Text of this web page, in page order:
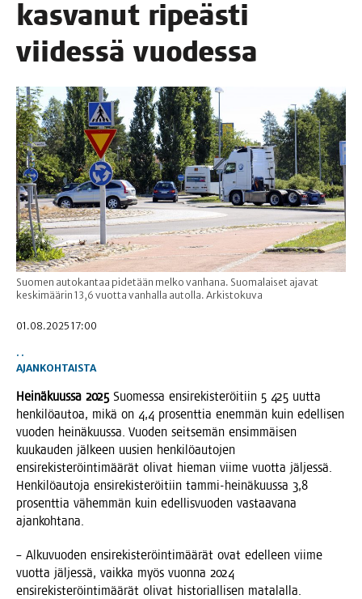
kas­va­nut ripeäs­ti
vii­des­sä vuodessa
Suomen autokantaa pidetään melko vanhana. Suomalaiset ajavat
keskimäärin 13,6 vuotta vanhalla autolla. Arkistokuva
01.08.2025 17:00
. .
AJANKOHTAISTA
Hei­nä­kuus­sa 2025Suo­mes­sa ensi­re­kis­te­röi­tiin 5 425 uut­ta
hen­ki­lö­au­toa, mikä on 4,4 pro­sent­tia enem­män kuin edel­li­sen
vuo­den hei­nä­kuus­sa. Vuo­den seit­se­män ensim­mäi­sen
kuu­kau­den jäl­keen uusien hen­ki­lö­au­to­jen
ensi­re­kis­te­röin­ti­mää­rät oli­vat hie­man vii­me vuot­ta jäl­jes­sä.
Hen­ki­lö­au­to­ja ensi­re­kis­te­röi­tiin tam­mi-hei­nä­kuus­sa 3,8
pro­sent­tia vähem­män kuin edel­lis­vuo­den vas­taa­va­na
ajankohtana.
– Alku­vuo­den ensi­re­kis­te­röin­ti­mää­rät ovat edel­leen vii­me
vuot­ta jäl­jes­sä, vaik­ka myös vuon­na 2024
ensi­re­kis­te­röin­ti­mää­rät oli­vat his­to­rial­li­sen mata­lal­la.